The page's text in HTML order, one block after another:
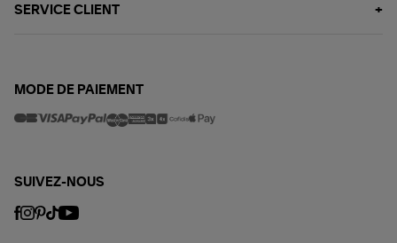
SERVICE CLIENT
MODE DE PAIEMENT
SUIVEZ-NOUS